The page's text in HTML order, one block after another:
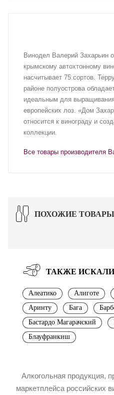
Винодел Валерий Захарьин
крымскому автохтонному
насчитывает 75 сортов.
районе полуострова
идеальным для
европейских лоз. «Дом
относится к винограду и
коллекции.
Все товары производителя
ПОХОЖИЕ ТОВАРЫ
ТАКЖЕ
Алеатико Алиготе
Аринту
Бага
Бастардо Магарачский
Блауфранкиш
Алкогольная продукция,
маркетплейса российских